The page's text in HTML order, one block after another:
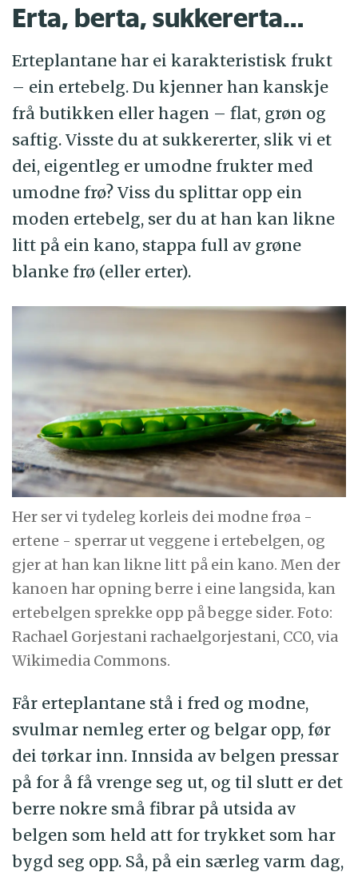
Erta, berta, sukkererta…
Erteplantane har ei karakteristisk frukt
– ein ertebelg. Du kjenner han kanskje
frå butikken eller hagen – flat, grøn og
saftig. Visste du at sukkererter, slik vi et
dei, eigentleg er umodne frukter med
umodne frø? Viss du splittar opp ein
moden ertebelg, ser du at han kan likne
litt på ein kano, stappa full av grøne
blanke frø (eller erter).
Her ser vi tydeleg korleis dei modne frøa -
ertene - sperrar ut veggene i ertebelgen, og
gjer at han kan likne litt på ein kano. Men der
kanoen har opning berre i eine langsida, kan
ertebelgen sprekke opp på begge sider. Foto:
Rachael Gorjestani rachaelgorjestani, CC0, via
Wikimedia Commons.
Får erteplantane stå i fred og modne,
svulmar nemleg erter og belgar opp, før
dei tørkar inn. Innsida av belgen pressar
på for å få vrenge seg ut, og til slutt er det
berre nokre små fibrar på utsida av
belgen som held att for trykket som har
bygd seg opp. Så, på ein særleg varm dag,